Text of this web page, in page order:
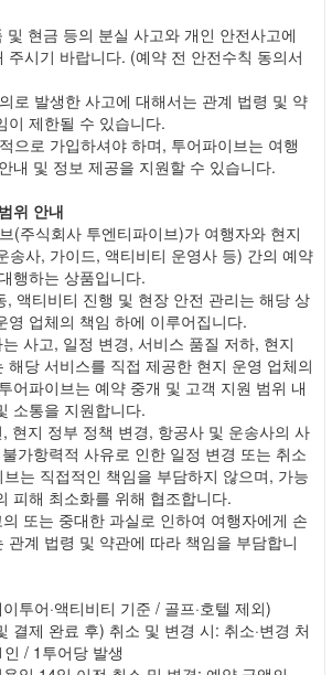
현금 등의 분실 사고와 개인 안전사고에
주시기 바랍니다. (예약 전 안전수칙 동의서
로 발생한 사고에 대해서는 관계 법령 및 약
이 제한될 수 있습니다.
으로 가입하셔야 하며, 투어파이브는 여행
내 및 정보 제공을 지원할 수 있습니다.
위 안내
(주식회사 투엔티파이브)가 여행자와 현지
송사, 가이드, 액티비티 운영사 등) 간의 예약
행하는 상품입니다.
, 액티비티 진행 및 현장 안전 관리는 해당 상
영 업체의 책임 하에 이루어집니다.
사고, 일정 변경, 서비스 품질 저하, 현지
해당 서비스를 직접 제공한 현지 운영 업체의
어파이브는 예약 중개 및 고객 지원 범위 내
소통을 지원합니다.
현지 정부 정책 변경, 항공사 및 운송사의 사
가항력적 사유로 인한 일정 변경 또는 취소
는 직접적인 책임을 부담하지 않으며, 가능
피해 최소화를 위해 협조합니다.
또는 중대한 과실로 인하여 여행자에게 손
관계 법령 및 약관에 따라 책임을 부담합니
투어·액티비티 기준 / 골프·호텔 제외)
결제 완료 후) 취소 및 변경 시: 취소·변경 처
/ 1투어당 발생